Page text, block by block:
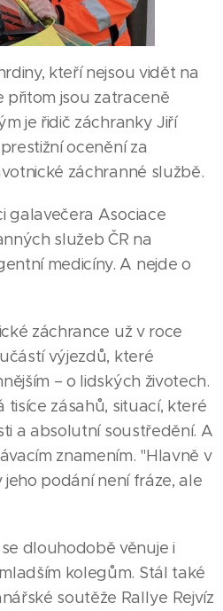
kteří nejsou vidět na
přitom jsou zatraceně
je řidič záchranky Jiří
ocenění za
záchranné službě.
galavečera Asociace
služeb ČR na
medicíny. A nejde o
záchrance už v roce
výjezdů, které
– o lidských životech.
tisíce zásahů, situací, které
a absolutní soustředění. A
znamením. "Hlavně v
podání není fráze, ale
dlouhodobě věnuje i
kolegům. Stál také
soutěže Rallye Rejvíz